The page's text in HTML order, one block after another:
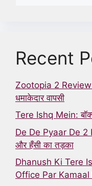
Recent
Zootopia 2 Review:
धमाकेदार वापसी
Tere Ishq Mein:
De De Pyaar De 2
और हँसी का तड़का
Dhanush Ki Tere
Office Par Kamaal